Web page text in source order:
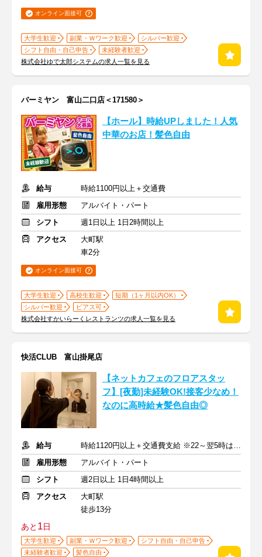
オンライン面接可
大学生歓迎 副業・Ｗワーク歓迎
シルバー歓迎
シフト自由・自己申告
未経験者歓迎
株式会社ゆで太郎システムの求人一覧を見る
バーミヤン 富山二口店＜171580＞
【ホール】時給UPしました！人気
中華のお店！髪色自由
給与
時給1100円以上＋交通費
雇用形態
アルバイト・パート
シフト
週1日以上 1日2時間以上
アクセス
大町駅
車2分
オンライン面接可
大学生歓迎 高校生歓迎
短期（1ヶ月以内OK）
シルバー歓迎
ピアス可
株式会社すかいらーくレストランツの求人一覧を見る
快活CLUB 富山掛尾店
【ネットカフェのフロアスタッ
フ】[夜勤]未経験OK!接客少なめ！
なのに高時給★髪色自由◎
給与
時給1120円以上＋交通費支給 ※22～翌5時は時給1400円
雇用形態
アルバイト・パート
シフト
週2日以上 1日4時間以上
アクセス
大町駅
徒歩13分
あと 1日
大学生歓迎 副業・Ｗワーク歓迎
シフト自由・自己申告
未経験者歓迎
髪色自由